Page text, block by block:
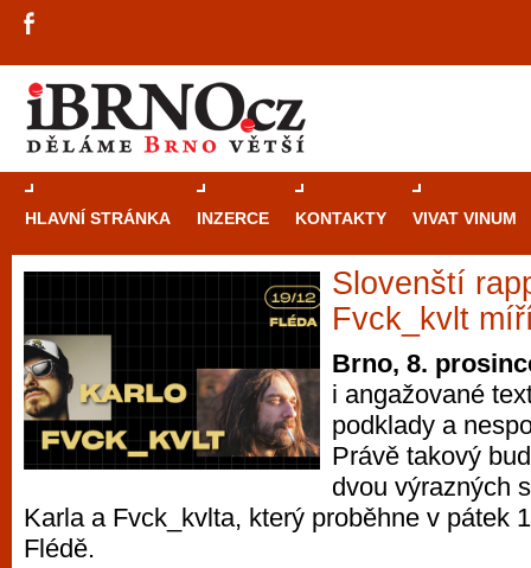
HLAVNÍ STRÁNKA INZERCE KONTAKTY VIVAT VINUM
Slovenští
Fvck_kvlt
Brno, 8.
i angažované
podklady a
Právě takový
dvou výrazných
Karla a Fvck_kvlta, který proběhne v pátek
Flédě.
Průvodce
Brně: Od
automaty
Brno je
zajímavé
restaurace,
Mimo jiné je ale také místem, kde si
vyzkoušet různé kasinové hry. V